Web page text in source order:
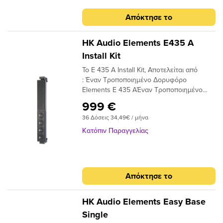
Απόκτησε το
HK Audio Elements E435 A
Install Kit
Το Ε 435 A Install Kit, Αποτελείται από
: Έναν Τροποποιημένο Δορυφόρο
Elements E 435 AΈναν Τροποποιημένο
ακόμη τρεις Δορυφόροι Elements E 435 Ή
ένας Δορυφόρος Ε 835 μαζί με έναν
Δορυφόρο Ε 435 Υπάρχει ρύθμιση 180°
999 €
36 Δόσεις 34,49€ / μήνα
Κατόπιν Παραγγελίας
Απόκτησε το
HK Audio Elements Easy Base
Single